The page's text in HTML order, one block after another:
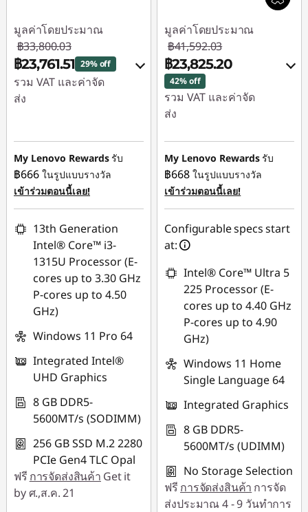
มูลค่าโดยประมาณ
฿33,800.03
฿23,761.51 29% off
รวม VAT และค่าจัด
ส่ง
฿9,574.00
การประหยัด
eCoupon :-฿464.52
ใช้ eCoupon :
88SALETH
My Lenovo Rewardsรับ
฿666 ในรูปแบบรางวัล
เข้าร่วมตอนนี้เลย!
13th Generation
Intel® Core™ i3-
1315U Processor (E-
cores up to 3.30 GHz
P-cores up to 4.50
GHz)
Windows 11 Pro 64
Integrated Intel®
UHD Graphics
8 GB DDR5-
5600MT/s (SODIMM)
256 GB SSD M.2 2280
PCIe Gen4 TLC Opal
ฟรี การจัดส่งสินค้า Get it
by ศ.,ส.ค. 21
มูลค่าโดยประมาณ
฿41,592.03
฿23,825.20
42% off
รวม VAT และค่าจัด
ส่ง
ประหยัดทันที :-
฿17,280.64
การประหยัด
eCoupon :-฿486.19
ใช้ eCoupon :
88SALETH
My Lenovo Rewardsรับ
฿668 ในรูปแบบรางวัล
เข้าร่วมตอนนี้เลย!
Configurable specs start
at:
Intel® Core™ Ultra 5
225 Processor (E-
cores up to 4.40 GHz
P-cores up to 4.90
GHz)
Windows 11 Home
Single Language 64
Integrated Graphics
8 GB DDR5-
5600MT/s (UDIMM)
No Storage Selection
ฟรี การจัดส่งสินค้า การจัด
ส่งประมาณ 4 - 9 วันทำการ